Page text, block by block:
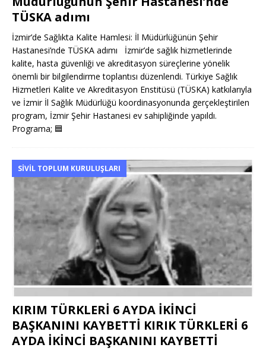
TÜSKA adımı
İzmir’de Sağlıkta Kalite Hamlesi: İl Müdürlüğünün Şehir
Hastanesi’nde TÜSKA adımı İzmir’de sağlık hizmetlerinde
kalite, hasta güvenliği ve akreditasyon süreçlerine yönelik
önemli bir bilgilendirme toplantısı düzenlendi. Türkiye Sağlık
Hizmetleri Kalite ve Akreditasyon Enstitüsü (TÜSKA) katkılarıyla
ve İzmir İl Sağlık Müdürlüğü koordinasyonunda gerçekleştirilen
program, İzmir Şehir Hastanesi ev sahipliğinde yapıldı.
Programa; 🟦
SIVIL TOPLUM KURULUŞLARI
KIRIM TÜRKLERİ 6 AYDA İKİNCİ
BAŞKANINI KAYBETTİ KIRIK TÜRKLERİ 6
AYDA İKİNCİ BAŞKANINI KAYBETTİ